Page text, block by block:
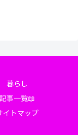
暮らし
記事一覧📖
イトマップ